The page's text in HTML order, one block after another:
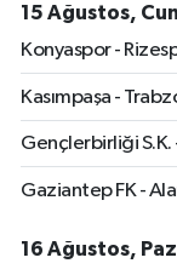
15 Ağustos,
Konyaspor -
Kasımpaşa -
Gençlerbirliği S.K.
Gaziantep FK -
16 Ağustos,